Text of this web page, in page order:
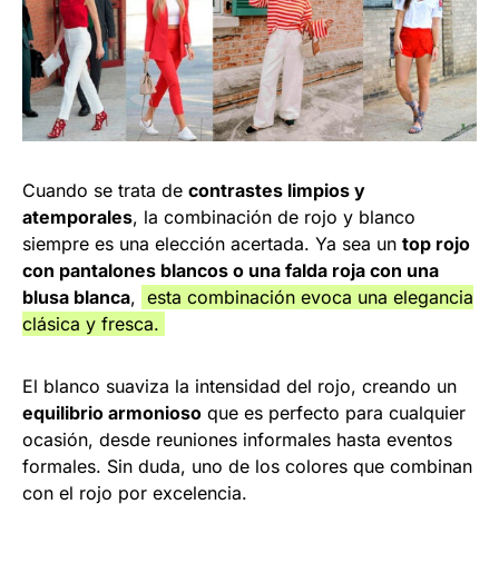
Cuando se trata de contrastes limpios y
atemporales, la combinación de rojo y blanco
siempre es una elección acertada. Ya sea un top rojo
con pantalones blancos o una falda roja con una
blusa blanca, esta combinación evoca una elegancia
clásica y fresca.
El blanco suaviza la intensidad del rojo, creando un
equilibrio armonioso que es perfecto para cualquier
ocasión, desde reuniones informales hasta eventos
formales. Sin duda, uno de los colores que combinan
con el rojo por excelencia.